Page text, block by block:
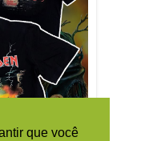
que você